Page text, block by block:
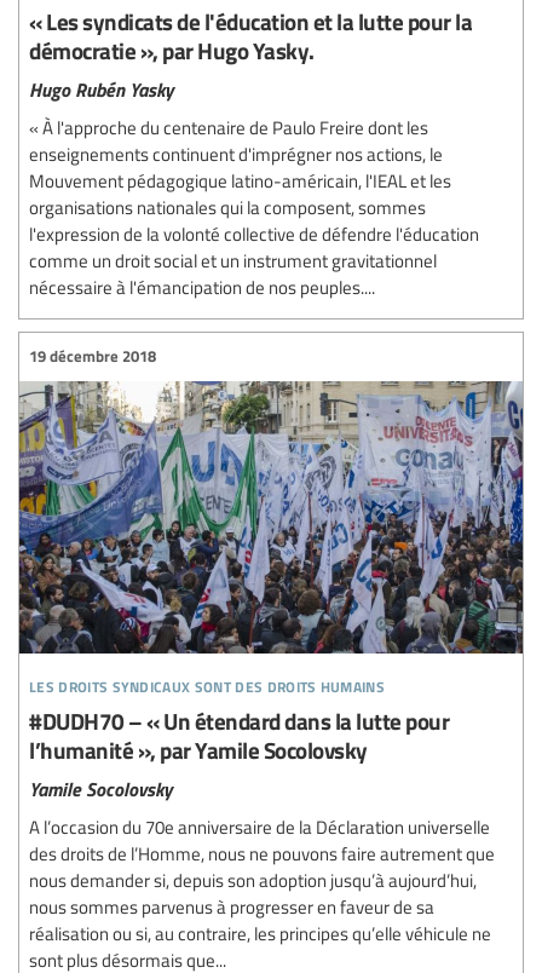
« Les syndicats de l'éducation et la lutte pour la
démocratie », par Hugo Yasky.
Hugo Rubén Yasky
« À l'approche du centenaire de Paulo Freire dont les
enseignements continuent d'imprégner nos actions, le
Mouvement pédagogique latino-américain, l'IEAL et les
organisations nationales qui la composent, sommes
l'expression de la volonté collective de défendre l'éducation
comme un droit social et un instrument gravitationnel
nécessaire à l'émancipation de nos peuples....
les droits syndicaux sont des droits humains
19 décembre 2018
#DUDH70 – « Un étendard dans la lutte pour
l’humanité », par Yamile Socolovsky
Yamile Socolovsky
A l’occasion du 70e anniversaire de la Déclaration universelle
des droits de l’Homme, nous ne pouvons faire autrement que
nous demander si, depuis son adoption jusqu’à aujourd’hui,
nous sommes parvenus à progresser en faveur de sa
réalisation ou si, au contraire, les principes qu’elle véhicule ne
sont plus désormais que...